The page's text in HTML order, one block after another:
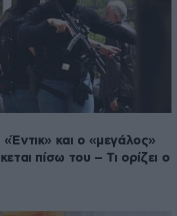
και ο «μεγάλος»
πίσω του – Τι ορίζει ο